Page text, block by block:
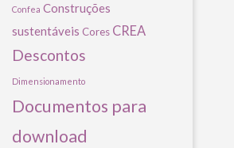
Confea Construções
sustentáveis Cores CREA
Descontos
Dimensionamento
Documentos para
download